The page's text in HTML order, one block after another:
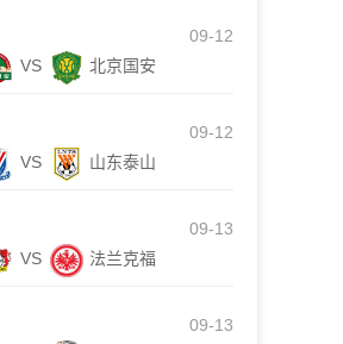
09-12
VS 北京国安
09-12
VS 山东泰山
09-13
VS 法兰克福
09-13